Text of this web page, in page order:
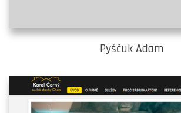
Pyščuk Adam